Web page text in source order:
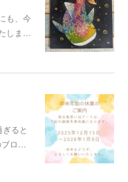
も、今
しま…
ると
ロ…